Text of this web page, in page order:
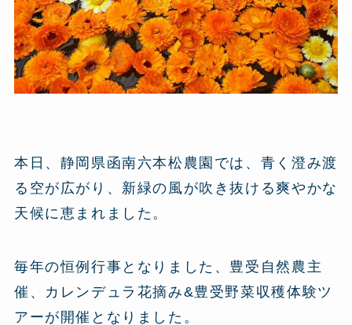
本日、静岡県函南六本松農園では、青く澄み渡
る空が広がり、新緑の風が吹き抜ける爽やかな
天候に恵まれました。
毎年の恒例行事となりました、豊受自然農主
催、カレンデュラ花摘み&豊受野菜収穫体験ツ
アーが開催となりました。